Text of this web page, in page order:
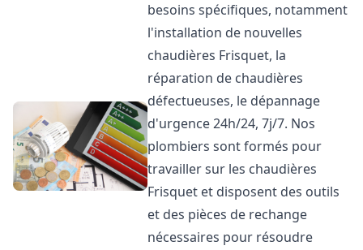
besoins spécifiques, notamment
l'installation de nouvelles
chaudières Frisquet, la
réparation de chaudières
défectueuses, le dépannage
d'urgence 24h/24, 7j/7. Nos
plombiers sont formés pour
travailler sur les chaudières
Frisquet et disposent des outils
et des pièces de rechange
nécessaires pour résoudre